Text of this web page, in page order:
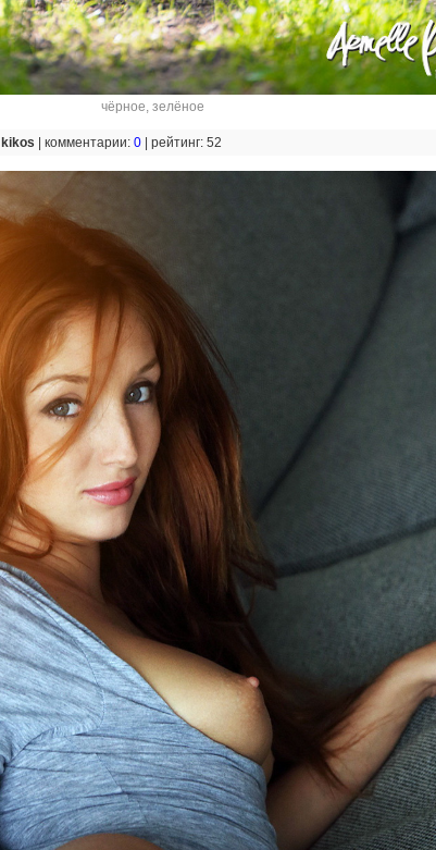
чёрное, зелёное
kikos комментарии: 0 рейтинг: 52